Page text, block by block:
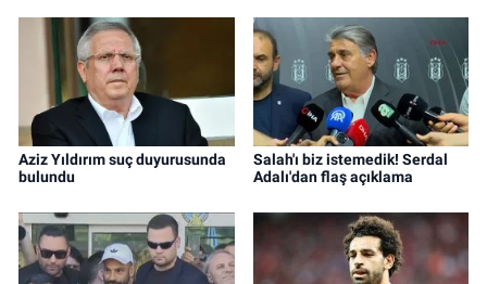
Aziz Yıldırım suç duyurusunda
bulundu
Salah'ı biz istemedik! Serdal
Adalı'dan flaş açıklama